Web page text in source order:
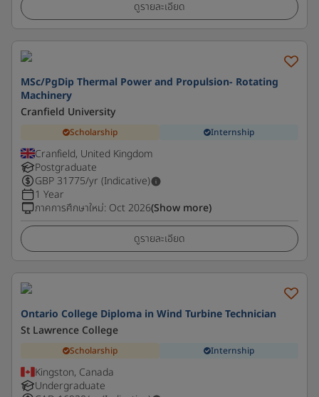
ดูรายละเอียด
MSc/PgDip Thermal Power and Propulsion- Rotating
Machinery
Cranfield University
Scholarship Internship
Cranfield, United Kingdom
Postgraduate
GBP 31775/yr (Indicative)
1 Year
ภาคการศึกษาใหม่: Oct 2026(Show more)
ดูรายละเอียด
Ontario College Diploma in Wind Turbine Technician
St Lawrence College
Scholarship Internship
Kingston, Canada
Undergraduate